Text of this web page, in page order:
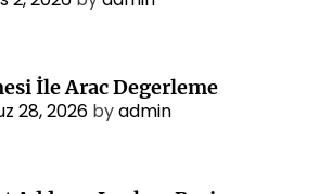
İle Arac Degerleme
28, 2026 byadmin